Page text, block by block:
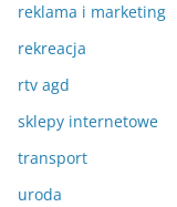
reklama i marketing
rekreacja
rtv agd
sklepy internetowe
transport
uroda